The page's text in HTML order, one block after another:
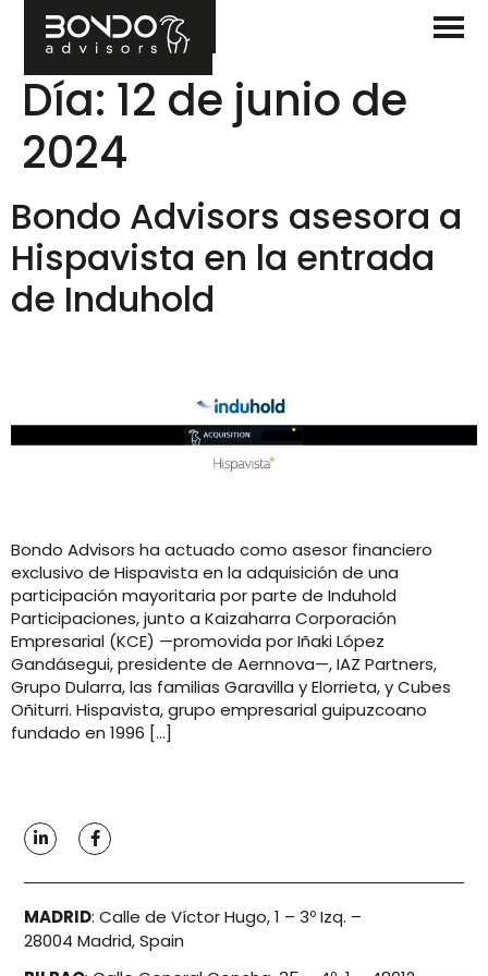
Día: 12 de junio de
2024
Bondo Advisors asesora a
Hispavista en la entrada
de Induhold
Bondo Advisors ha actuado como asesor financiero
exclusivo de Hispavista en la adquisición de una
participación mayoritaria por parte de Induhold
Participaciones, junto a Kaizaharra Corporación
Empresarial (KCE) —promovida por Iñaki López
Gandásegui, presidente de Aernnova—, IAZ Partners,
Grupo Dularra, las familias Garavilla y Elorrieta, y Cubes
Oñiturri. Hispavista, grupo empresarial guipuzcoano
fundado en 1996 […]
MADRID:Calle de Víctor Hugo, 1 – 3º Izq. –
28004 Madrid, Spain